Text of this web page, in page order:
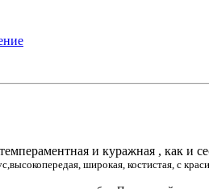
и куражная , как и
широкая, костистая, с